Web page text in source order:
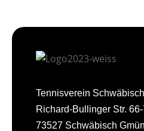
Tennisverein
Richard-Bullinger Str.
73527 Schwäbisch